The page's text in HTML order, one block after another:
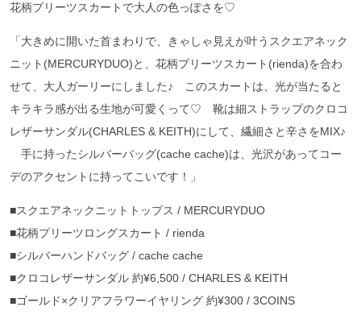
花柄プリーツスカートで大人の色っぽさを♡
「大きめに開いた首まわりで、きゃしゃ見えが叶うスクエアネック
ニット(MERCURYDUO)と、花柄プリーツスカート(rienda)を合わ
せて、大人ガーリーにしました♪ このスカートは、光が当たると
キラキラ感が出る生地が可愛くって♡ 靴は細ストラップのクロコ
レザーサンダル(CHARLES & KEITH)にして、繊細さと辛さをMIX♪
手に持ったシルバーバッグ(cache cache)は、光沢があってコー
デのアクセントに持ってこいです！」
■スクエアネックニットトップス / MERCURYDUO
■花柄プリーツロングスカート / rienda
■シルバーハンドバッグ / cache cache
■クロコレザーサンダル 約¥6,500 / CHARLES & KEITH
■ゴールド×クリアフラワーイヤリング 約¥300 / 3COINS